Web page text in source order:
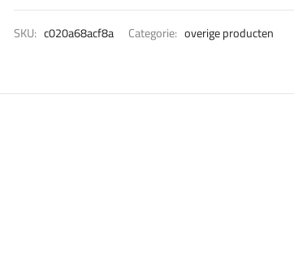
SKU: c020a68acf8a Categorie: overige producten